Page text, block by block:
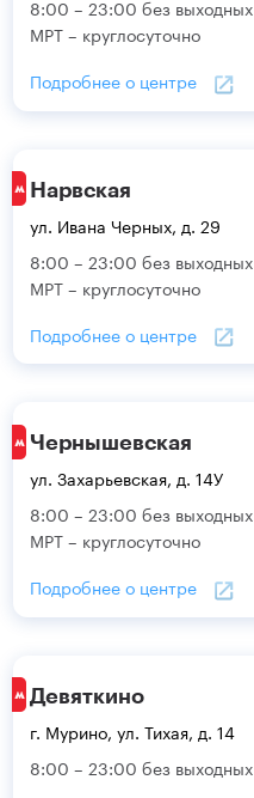
8:00 – 23:00 без выходных
МРТ – круглосуточно
Подробнее о центре
Нарвская
ул. Ивана Черных, д. 29
8:00 – 23:00 без выходных
МРТ – круглосуточно
Подробнее о центре
Чернышевская
ул. Захарьевская, д. 14У
8:00 – 23:00 без выходных
МРТ – круглосуточно
Подробнее о центре
Девяткино
г. Мурино, ул. Тихая, д. 14
8:00 – 23:00 без выходных